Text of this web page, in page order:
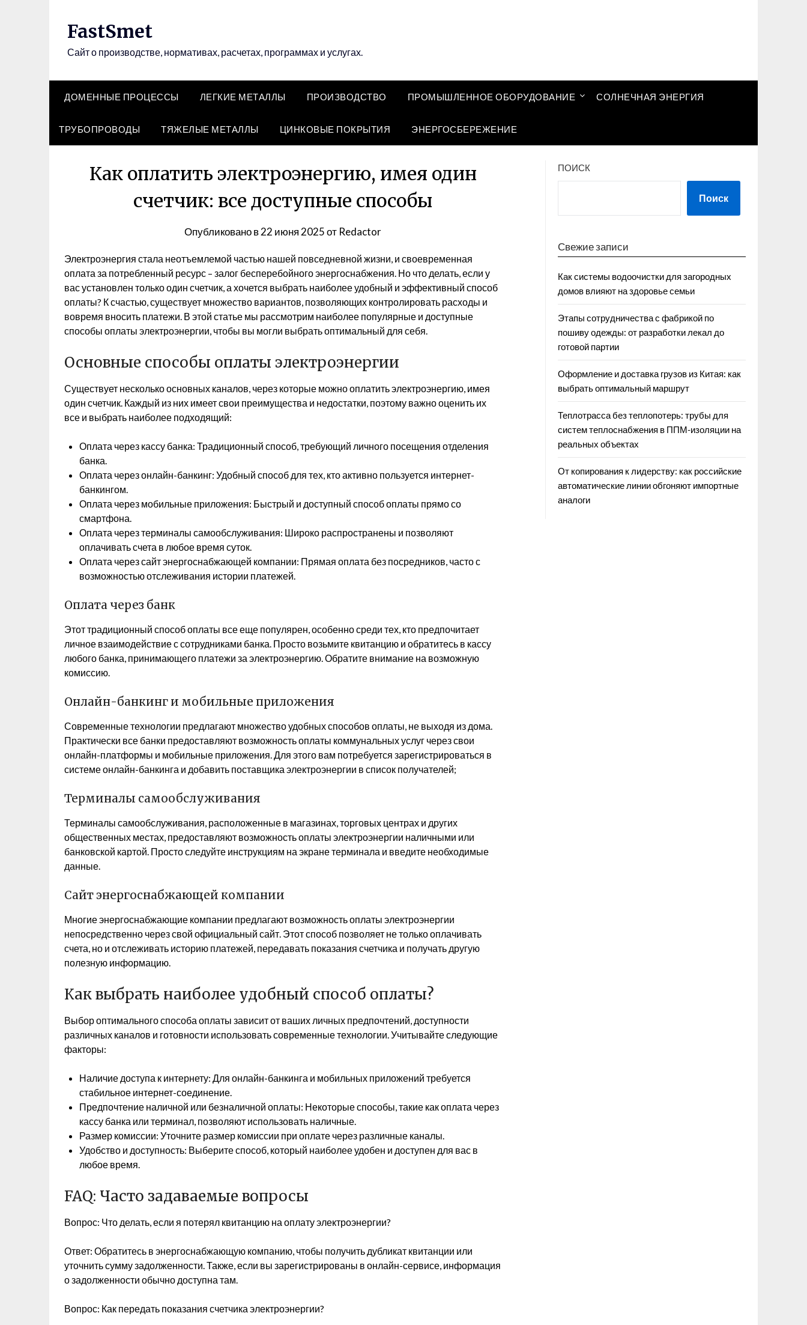
FastSmet
Сайт о производстве, нормативах, расчетах, программах и услугах.
ДОМЕННЫЕ ПРОЦЕССЫ ЛЕГКИЕ МЕТАЛЛЫ ПРОИЗВОДСТВО ПРОМЫШЛЕННОЕ ОБОРУДОВАНИЕ СОЛНЕЧНАЯ ЭНЕРГИЯ
ТРУБОПРОВОДЫ ТЯЖЕЛЫЕ МЕТАЛЛЫ ЦИНКОВЫЕ ПОКРЫТИЯ ЭНЕРГОСБЕРЕЖЕНИЕ
Как оплатить электроэнергию, имея один
счетчик: все доступные способы
Опубликовано в22 июня 2025от Redactor
Электроэнергия стала неотъемлемой частью нашей повседневной жизни, и своевременная
оплата за потребленный ресурс – залог бесперебойного энергоснабжения. Но что делать, если у
вас установлен только один счетчик, а хочется выбрать наиболее удобный и эффективный способ
оплаты? К счастью, существует множество вариантов, позволяющих контролировать расходы и
вовремя вносить платежи. В этой статье мы рассмотрим наиболее популярные и доступные
способы оплаты электроэнергии, чтобы вы могли выбрать оптимальный для себя.
Основные способы оплаты электроэнергии
Существует несколько основных каналов, через которые можно оплатить электроэнергию, имея
один счетчик. Каждый из них имеет свои преимущества и недостатки, поэтому важно оценить их
все и выбрать наиболее подходящий:
Оплата через кассу банка: Традиционный способ, требующий личного посещения отделения
банка.
Оплата через онлайн-банкинг: Удобный способ для тех, кто активно пользуется интернет-
банкингом.
Оплата через мобильные приложения: Быстрый и доступный способ оплаты прямо со
смартфона.
Оплата через терминалы самообслуживания: Широко распространены и позволяют
оплачивать счета в любое время суток.
Оплата через сайт энергоснабжающей компании: Прямая оплата без посредников, часто с
возможностью отслеживания истории платежей.
Оплата через банк
Этот традиционный способ оплаты все еще популярен, особенно среди тех, кто предпочитает
личное взаимодействие с сотрудниками банка. Просто возьмите квитанцию и обратитесь в кассу
любого банка, принимающего платежи за электроэнергию. Обратите внимание на возможную
комиссию.
Онлайн-банкинг и мобильные приложения
Современные технологии предлагают множество удобных способов оплаты, не выходя из дома.
Практически все банки предоставляют возможность оплаты коммунальных услуг через свои
онлайн-платформы и мобильные приложения. Для этого вам потребуется зарегистрироваться в
системе онлайн-банкинга и добавить поставщика электроэнергии в список получателей;
Терминалы самообслуживания
Терминалы самообслуживания, расположенные в магазинах, торговых центрах и других
общественных местах, предоставляют возможность оплаты электроэнергии наличными или
банковской картой. Просто следуйте инструкциям на экране терминала и введите необходимые
данные.
Сайт энергоснабжающей компании
Многие энергоснабжающие компании предлагают возможность оплаты электроэнергии
непосредственно через свой официальный сайт. Этот способ позволяет не только оплачивать
счета, но и отслеживать историю платежей, передавать показания счетчика и получать другую
полезную информацию.
Как выбрать наиболее удобный способ оплаты?
Выбор оптимального способа оплаты зависит от ваших личных предпочтений, доступности
различных каналов и готовности использовать современные технологии. Учитывайте следующие
факторы:
Наличие доступа к интернету: Для онлайн-банкинга и мобильных приложений требуется
стабильное интернет-соединение.
Предпочтение наличной или безналичной оплаты: Некоторые способы, такие как оплата через
кассу банка или терминал, позволяют использовать наличные.
Размер комиссии: Уточните размер комиссии при оплате через различные каналы.
Удобство и доступность: Выберите способ, который наиболее удобен и доступен для вас в
любое время.
FAQ: Часто задаваемые вопросы
Вопрос: Что делать, если я потерял квитанцию на оплату электроэнергии?
Ответ: Обратитесь в энергоснабжающую компанию, чтобы получить дубликат квитанции или
уточнить сумму задолженности. Также, если вы зарегистрированы в онлайн-сервисе, информация
о задолженности обычно доступна там.
Вопрос: Как передать показания счетчика электроэнергии?
ПОИСК
Поиск
Свежие записи
Как системы водоочистки для загородных
домов влияют на здоровье семьи
Этапы сотрудничества с фабрикой по
пошиву одежды: от разработки лекал до
готовой партии
Оформление и доставка грузов из Китая: как
выбрать оптимальный маршрут
Теплотрасса без теплопотерь: трубы для
систем теплоснабжения в ППМ‑изоляции на
реальных объектах
От копирования к лидерству: как российские
автоматические линии обгоняют импортные
аналоги